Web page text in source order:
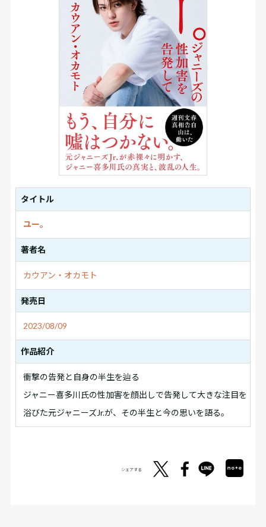
タイトル
ユー。
著者名
カウアン・オカモト
発売日
2023/08/09
作品紹介
衝撃の告発と自身の半生を辿る
ジャニー喜多川氏の性加害を顔出しで告発して大きな注目を
浴びた元ジャニーズJr.が、その半生と今の思いを語る。
シェアする